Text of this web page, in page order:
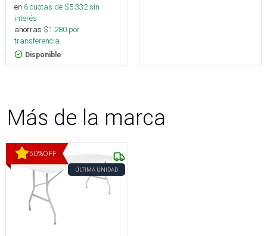
en 6cuotas de $5.332sin
interés
ahorras $1.280 por
transferencia.
Disponible
Más de la marca
50%OFF
ÚLTIMA UNIDAD